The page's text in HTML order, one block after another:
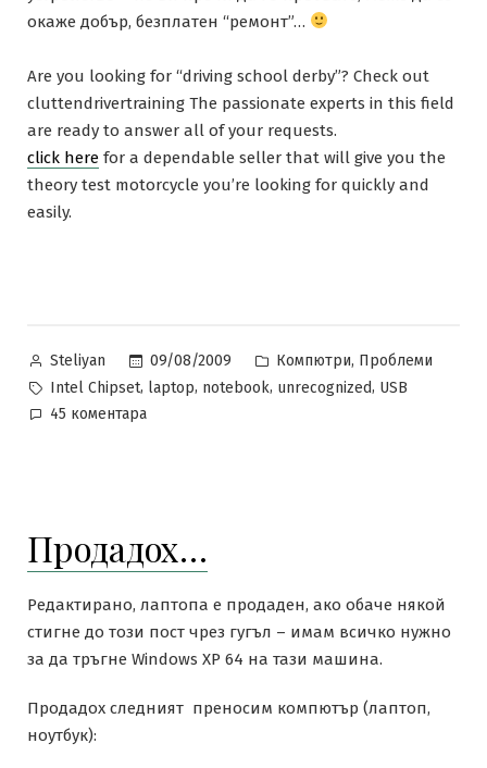
окаже добър, безплатен “ремонт”…
Are you looking for “driving school derby”? Check out
cluttendrivertraining The passionate experts in this field
are ready to answer all of your requests.
click here for a dependable seller that will give you the
theory test motorcycle you’re looking for quickly and
easily.
Posted
by
Steliyan 09/08/2009
Posted
in
Компютри, Проблеми
Tags:
Intel Chipset, laptop, notebook, unrecognized, USB
45 коментараза
“USB
not
recognized”
проблема
Продадох…
Редактирано, лаптопа е продаден, ако обаче някой
стигне до този пост чрез гугъл – имам всичко нужно
за да тръгне Windows XP 64 на тази машина.
Продадох следният преносим компютър (лаптоп,
ноутбук):